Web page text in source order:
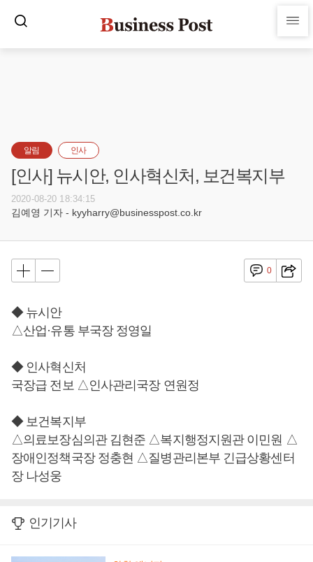
알림 인사
[인사] 뉴시안, 인사혁신처, 보건복지부
2020-08-20 18:34:15
김예영 기자 - kyyharry@businesspost.co.kr
0
◆ 뉴시안
△산업·유통 부국장 정영일
◆ 인사혁신처
국장급 전보 △인사관리국장 연원정
◆ 보건복지부
△의료보장심의관 김현준 △복지행정지원관 이민원 △
장애인정책국장 정충현 △질병관리본부 긴급상황센터
장 나성웅
인기기사